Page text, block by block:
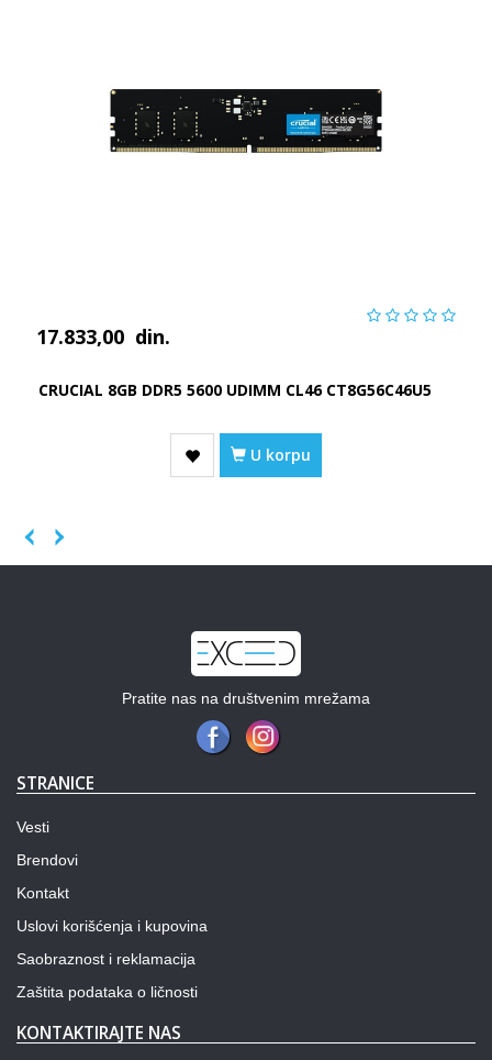
17.833,00 din.
CRUCIAL 8GB DDR5 5600 UDIMM CL46 CT8G56C46U5
U korpu
Pratite nas na društvenim mrežama
STRANICE
Vesti
Brendovi
Kontakt
Uslovi korišćenja i kupovina
Saobraznost i reklamacija
Zaštita podataka o ličnosti
KONTAKTIRAJTE NAS